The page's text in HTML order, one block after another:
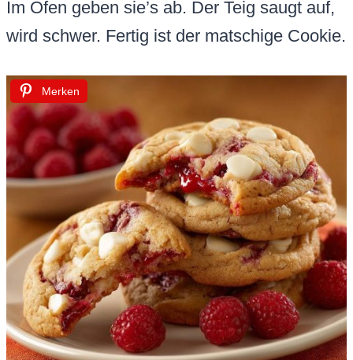
Im Ofen geben sie’s ab. Der Teig saugt auf,
wird schwer. Fertig ist der matschige Cookie.
Merken